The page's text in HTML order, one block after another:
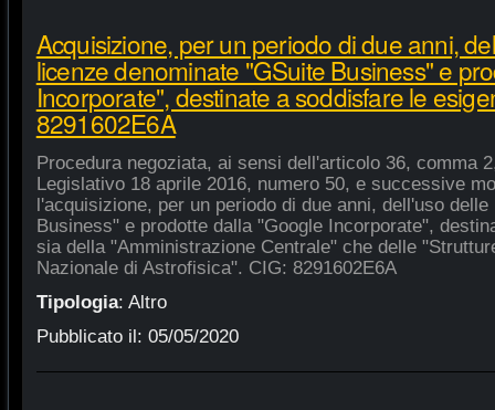
Acquisizione, per un periodo di due anni,
licenze denominate "GSuite Business" e
Incorporate", destinate a soddisfare le
8291602E6A
Procedura negoziata, ai sensi dell'articolo 36, comma
Legislativo 18 aprile 2016, numero 50, e successive
l'acquisizione, per un periodo di due anni, dell'uso
Business" e prodotte dalla "Google Incorporate",
sia della "Amministrazione Centrale" che delle
Nazionale di Astrofisica". CIG: 8291602E6A
Tipologia: Altro
Pubblicato il: 05/05/2020